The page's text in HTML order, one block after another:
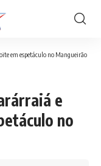
em espetáculo no Mangueirão
e
no